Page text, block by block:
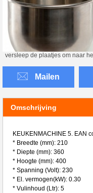
versleep de plaatjes om naar
Mailen
Omschrijving
KEUKENMACHINE 5. EAN
* Breedte (mm): 210
* Diepte (mm): 360
* Hoogte (mm): 400
* Spanning (Volt): 230
* El. vermogen(kW): 0.30
* Vulinhoud (Ltr): 5